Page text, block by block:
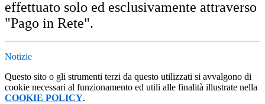
effettuato solo ed esclusivamente attraverso
"Pago in Rete".
Notizie
Questo sito o gli strumenti terzi da questo utilizzati si avvalgono di
cookie necessari al funzionamento ed utili alle finalità illustrate nella
COOKIE POLICY.